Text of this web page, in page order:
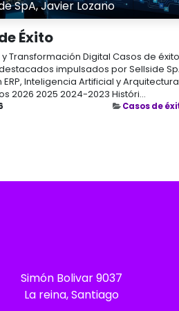
SpA, Javier Lozano
Éxito
Transformación Digital Casos de
impulsados por Sellside
Inteligencia Artificial y Arquitectura
2026 2025 2024-2023 Históri...
Casos de
Simón Bolivar 9037
La reina, Santiago